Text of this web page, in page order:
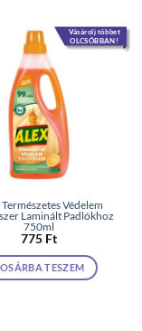
Vásárolj többet
OLCSÓBBAN!
Védelem
Laminált Padlókhoz
750ml
775 Ft
TESZEM